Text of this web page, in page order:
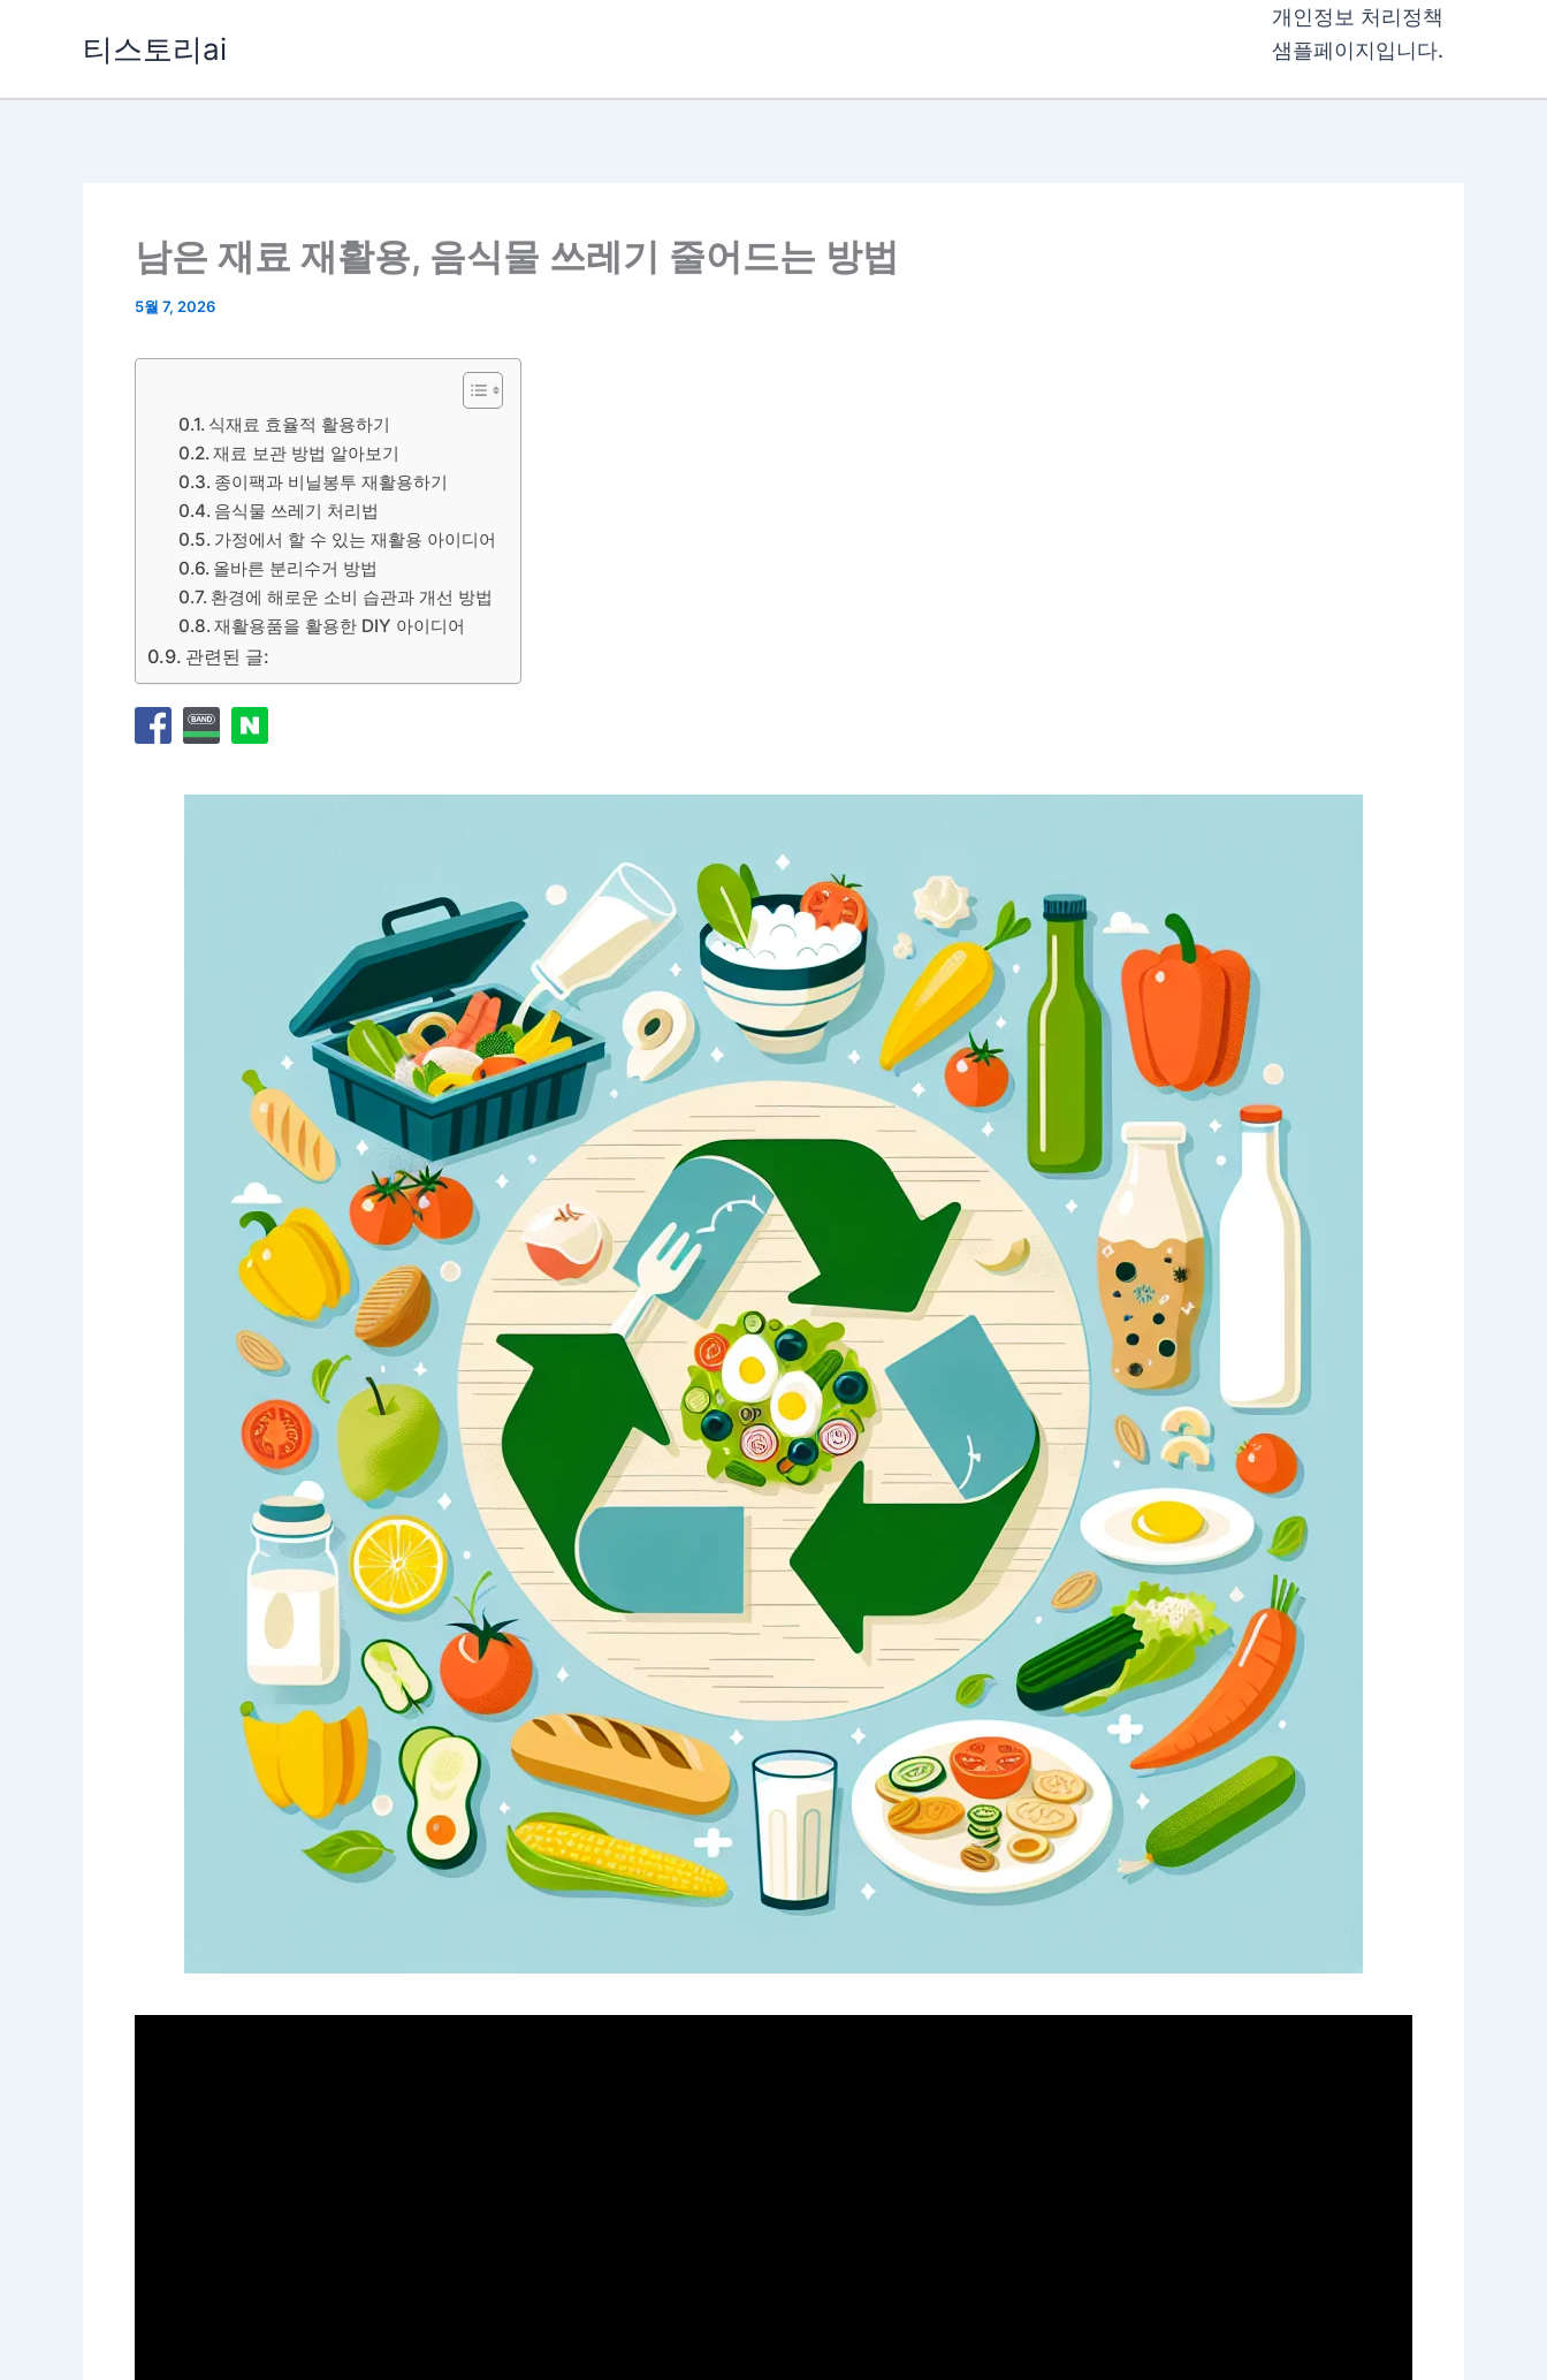
티스토리ai
개인정보 처리정책
샘플페이지입니다.
남은 재료 재활용, 음식물 쓰레기 줄어드는 방법
5월 7, 2026
식재료 효율적 활용하기
재료 보관 방법 알아보기
종이팩과 비닐봉투 재활용하기
음식물 쓰레기 처리법
가정에서 할 수 있는 재활용 아이디어
올바른 분리수거 방법
환경에 해로운 소비 습관과 개선 방법
재활용품을 활용한 DIY 아이디어
관련된 글: